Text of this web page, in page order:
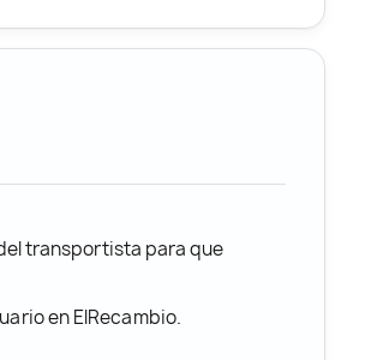
transportista para que
en ElRecambio.